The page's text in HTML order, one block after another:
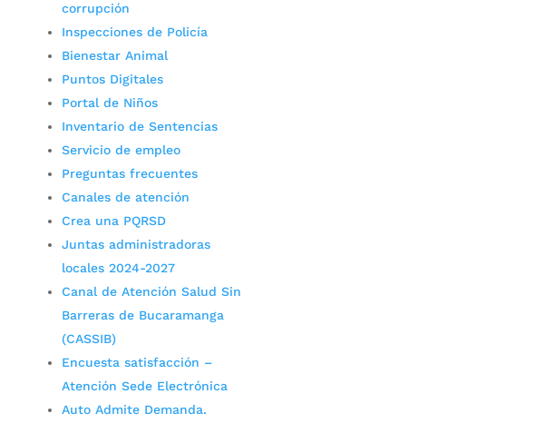
corrupción
Inspecciones de Policía
Bienestar Animal
Puntos Digitales
Portal de Niños
Inventario de Sentencias
Servicio de empleo
Preguntas frecuentes
Canales de atención
Crea una PQRSD
Juntas administradoras
locales 2024-2027
Canal de Atención Salud Sin
Barreras de Bucaramanga
(CASSIB)
Encuesta satisfacción –
Atención Sede Electrónica
Auto Admite Demanda.